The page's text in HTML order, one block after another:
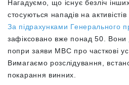
Нагадуємо, що існує безліч
стосуються нападів на активістів
За підрахунками Генерального
зафіксовано вже понад 50. Вони
попри заяви МВС про часткові
Вимагаємо розслідування,
покарання винних.